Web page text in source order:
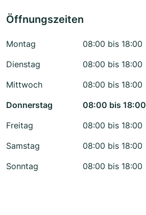
Öffnungszeiten
Montag
08:00 bis 18:00
Dienstag
08:00 bis 18:00
Mittwoch
08:00 bis 18:00
Donnerstag
08:00 bis 18:00
Freitag
08:00 bis 18:00
Samstag
08:00 bis 18:00
Sonntag
08:00 bis 18:00